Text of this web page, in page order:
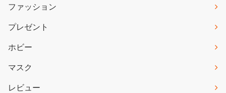
ファッション
プレゼント
ホビー
マスク
レビュー